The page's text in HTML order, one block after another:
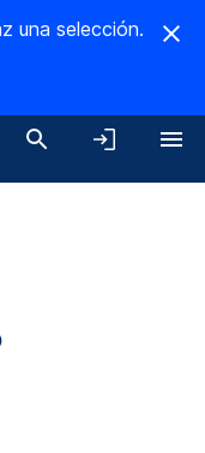
una selección.